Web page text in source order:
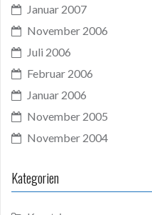
Januar 2007
November 2006
Juli 2006
Februar 2006
Januar 2006
November 2005
November 2004
Kategorien